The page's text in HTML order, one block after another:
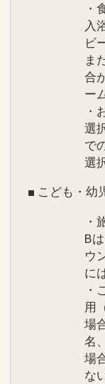
・
入
ビ
ま
合
ー
・
選
で
選
■ こども・幼
・
B
ウ
に
・
用
場
名
場
な